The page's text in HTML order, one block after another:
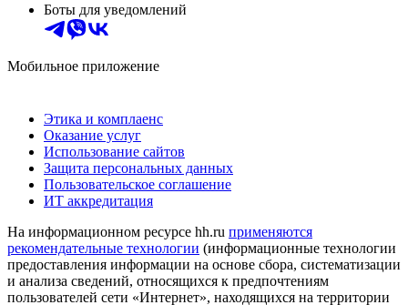
Боты для уведомлений
Мобильное приложение
Этика и комплаенс
Оказание услуг
Использование сайтов
Защита персональных данных
Пользовательское соглашение
ИТ аккредитация
На информационном ресурсе hh.ru применяются
рекомендательные технологии (информационные технологии
предоставления информации на основе сбора, систематизации
и анализа сведений, относящихся к предпочтениям
пользователей сети «Интернет», находящихся на территории